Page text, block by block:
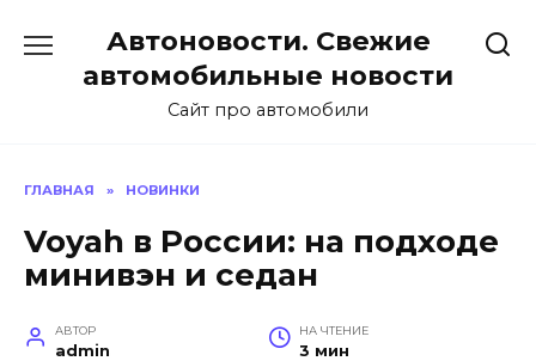
содержанию
Автоновости. Свежие
автомобильные новости
Сайт про автомобили
ГЛАВНАЯ » НОВИНКИ
Voyah в России: на подходе
минивэн и седан
АВТОР
admin
НА ЧТЕНИЕ
3 мин